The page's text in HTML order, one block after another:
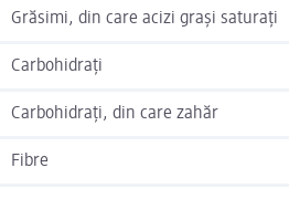
Grăsimi, din care acizi grași saturați
Carbohidrați
Carbohidrați, din care zahăr
Fibre